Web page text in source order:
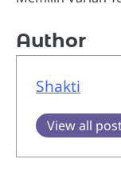
Author
Shakti
View all